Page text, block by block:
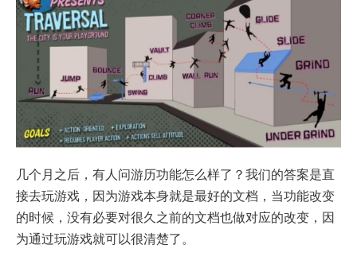
几个月之后，有人问游历功能怎么样了？我们的答案是直
接去玩游戏，因为游戏本身就是最好的文档，当功能改变
的时候，没有必要对很久之前的文档也做对应的改变，因
为通过玩游戏就可以很清楚了。